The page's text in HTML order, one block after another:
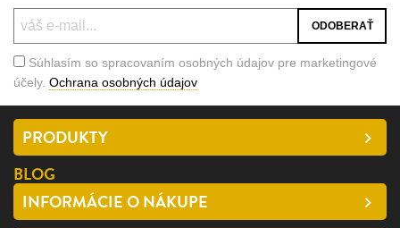
Súhlasím so spracovaním osobných údajov pre marketingové
účely. Ochrana osobných údajov
PRODUKTY
BLOG
INFORMÁCIE O NÁKUPE